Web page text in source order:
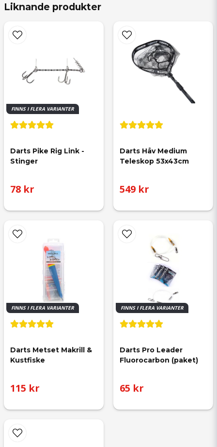
Liknande produkter
FINNS I FLERA VARIANTER
Darts Pike Rig Link -
Stinger
78 kr
Darts Håv Medium
Teleskop 53x43cm
549 kr
FINNS I FLERA VARIANTER
Darts Metset Makrill &
Kustfiske
115 kr
FINNS I FLERA VARIANTER
Darts Pro Leader
Fluorocarbon (paket)
65 kr